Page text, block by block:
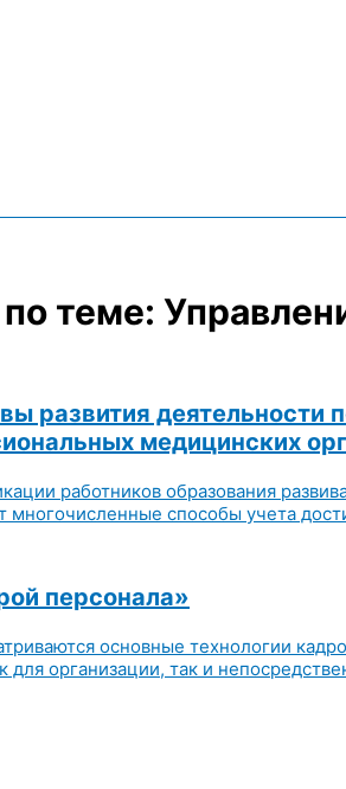
теме:
развития деятельности
медицинских
работников образования
способы учета
персонала»
основные технологии
организации, так и